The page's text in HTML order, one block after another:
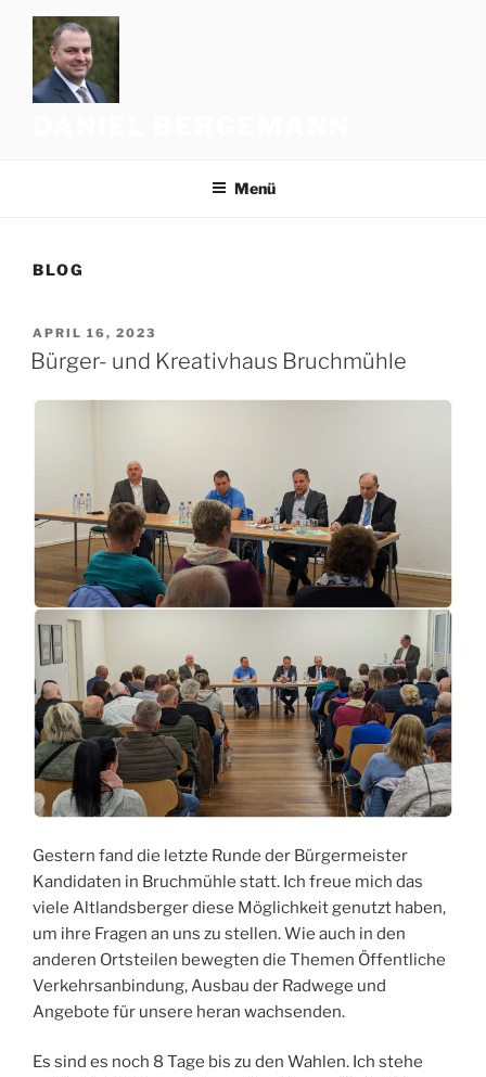
Zum
Inhalt
springen
Menü
BLOG
VERÖFFENTLICHT
AM
APRIL 16, 2023
Bürger- und Kreativhaus Bruchmühle
Gestern fand die letzte Runde der Bürgermeister
Kandidaten in Bruchmühle statt. Ich freue mich das
viele Altlandsberger diese Möglichkeit genutzt haben,
um ihre Fragen an uns zu stellen. Wie auch in den
anderen Ortsteilen bewegten die Themen Öffentliche
Verkehrsanbindung, Ausbau der Radwege und
Angebote für unsere heran wachsenden.
Es sind es noch 8 Tage bis zu den Wahlen. Ich stehe